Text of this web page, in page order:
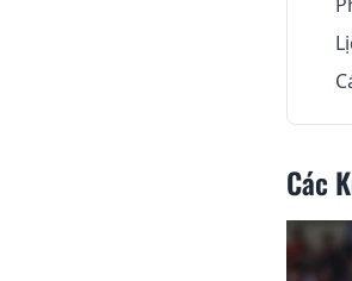
Các